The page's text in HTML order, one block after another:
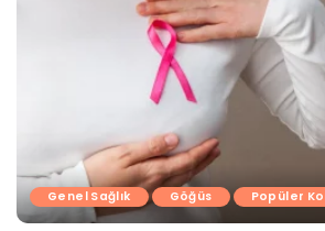
Genel Sağlık Göğüs Popüler